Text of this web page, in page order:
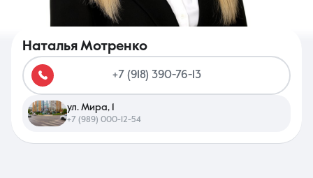
8 (861) 297-00-00
Ежедневно с 08:30 до 20:00
Наталья Мотренко
+7 (918) 390-76-13
ул. Мира, 1
+7 (989) 000-12-54